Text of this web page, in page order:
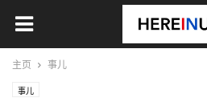
主页 事儿
事儿